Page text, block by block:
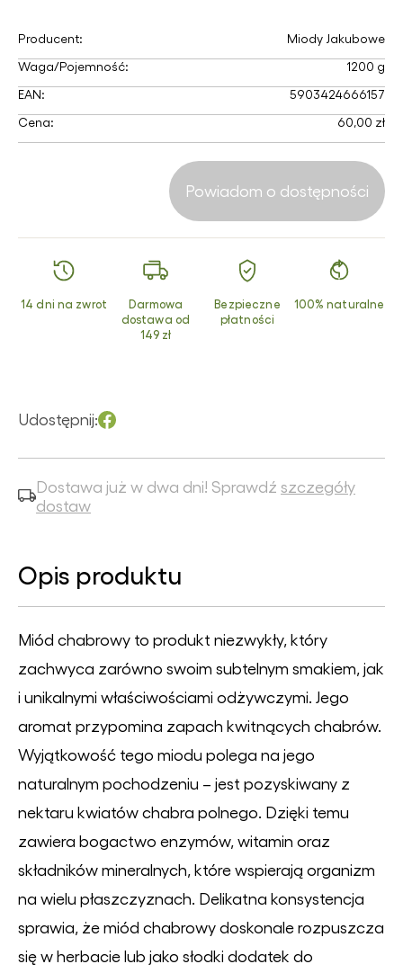
Producent:
Miody Jakubowe
Waga/Pojemność:
1200 g
EAN:
5903424666157
Cena:
60,00 zł
Powiadom o dostępności
14 dni na zwrot
Darmowa
dostawa od
149 zł
Bezpieczne
płatności
100% naturalne
Udostępnij:
Dostawa już w dwa dni! Sprawdź szczegóły
dostaw
Opis produktu
Miód chabrowy to produkt niezwykły, który
zachwyca zarówno swoim subtelnym smakiem, jak
i unikalnymi właściwościami odżywczymi. Jego
aromat przypomina zapach kwitnących chabrów.
Wyjątkowość tego miodu polega na jego
naturalnym pochodzeniu – jest pozyskiwany z
nektaru kwiatów chabra polnego. Dzięki temu
zawiera bogactwo enzymów, witamin oraz
składników mineralnych, które wspierają organizm
na wielu płaszczyznach. Delikatna konsystencja
sprawia, że miód chabrowy doskonale rozpuszcza
się w herbacie lub jako słodki dodatek do